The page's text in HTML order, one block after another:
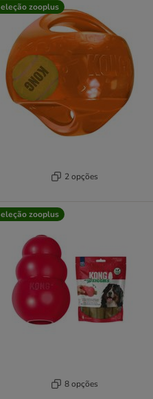
zooplus
2 opções
zooplus
8 opções